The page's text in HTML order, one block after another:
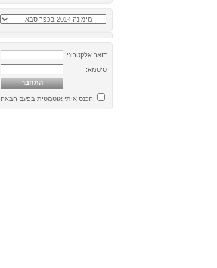
דואר אלקטרוני:
סיסמא:
הכנס אותי אוטמטית בפעם הבאה